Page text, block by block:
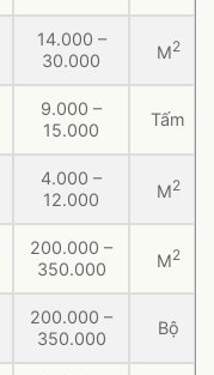
14.000 –
30.000
M2
9.000 –
15.000
Tấm
4.000 –
12.000
M2
200.000 –
350.000
M2
200.000 –
350.000
Bộ